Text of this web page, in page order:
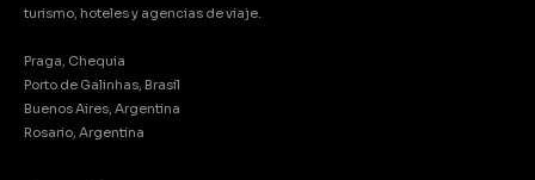
turismo, hoteles y agencias de viaje.
Praga, Chequia
Porto de Galinhas, Brasil
Buenos Aires, Argentina
Rosario, Argentina